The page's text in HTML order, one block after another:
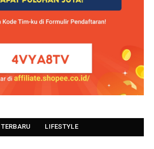
TERBARU LIFESTYLE